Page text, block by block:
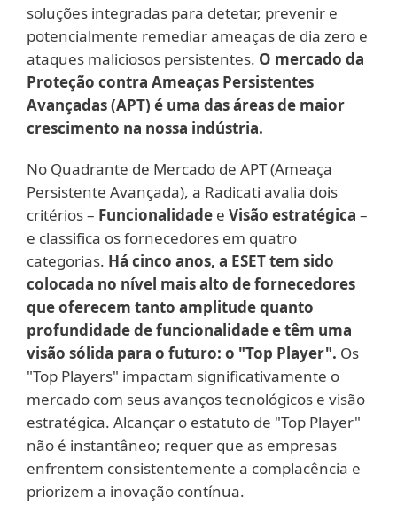
soluções integradas para detetar, prevenir e
potencialmente remediar ameaças de dia zero e
ataques maliciosos persistentes. O mercado da
Proteção contra Ameaças Persistentes
Avançadas (APT) é uma das áreas de maior
crescimento na nossa indústria.
No Quadrante de Mercado de APT (Ameaça
Persistente Avançada), a Radicati avalia dois
critérios – Funcionalidade e Visão estratégica –
e classifica os fornecedores em quatro
categorias. Há cinco anos, a ESET tem sido
colocada no nível mais alto de fornecedores
que oferecem tanto amplitude quanto
profundidade de funcionalidade e têm uma
visão sólida para o futuro: o "Top Player". Os
"Top Players" impactam significativamente o
mercado com seus avanços tecnológicos e visão
estratégica. Alcançar o estatuto de "Top Player"
não é instantâneo; requer que as empresas
enfrentem consistentemente a complacência e
priorizem a inovação contínua.